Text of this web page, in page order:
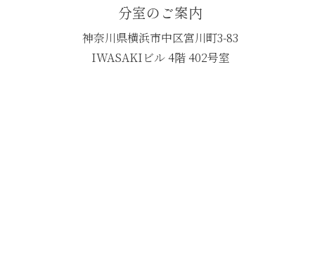
分室のご案内
神奈川県横浜市中区宮川町3-83
IWASAKIビル 4階 402号室